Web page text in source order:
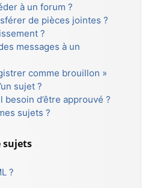
à un forum ?
de pièces jointes ?
?
messages à un
comme brouillon »
sujet ?
d’être approuvé ?
sujets ?
sujets
?